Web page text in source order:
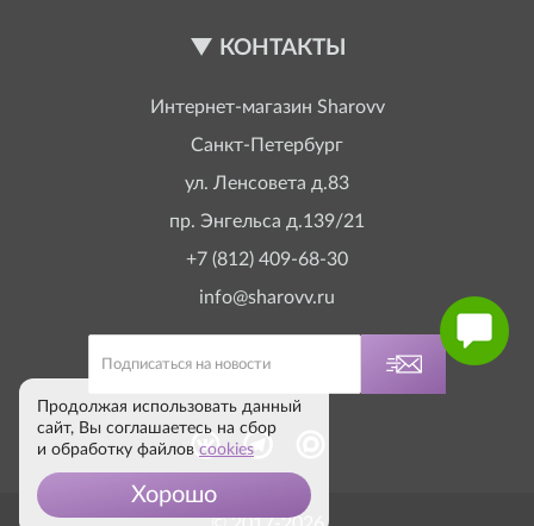
КОНТАКТЫ
Интернет-магазин Sharovv
Санкт-Петербург
ул. Ленсовета д.83
пр. Энгельса д.139/21
+7 (812) 409-68-30
info@sharovv.ru
Продолжая использовать данный
сайт, Вы соглашаетесь на сбор
и обработку файлов cookies
Хорошо